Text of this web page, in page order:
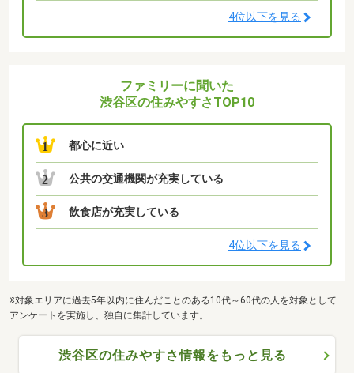
4位以下を見る
ファミリーに聞いた
渋谷区の住みやすさTOP10
1 都心に近い
2 公共の交通機関が充実している
3 飲食店が充実している
4位以下を見る
※対象エリアに過去5年以内に住んだことのある10代～60代の人を対象として
アンケートを実施し、独自に集計しています。
渋谷区の住みやすさ情報をもっと見る